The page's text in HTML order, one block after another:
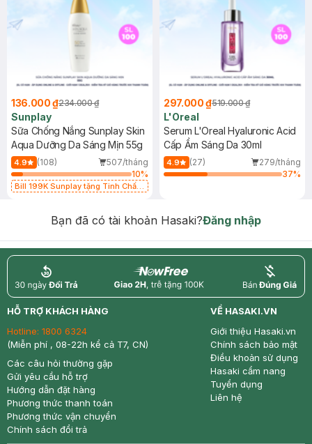
136.000 ₫234.000 ₫
Sunplay
Sữa Chống Nắng Sunplay Skin
Aqua Dưỡng Da Sáng Mịn 55g
4.9 (108)
507/tháng
10%
Bill 199K Sunplay tặng Tinh Chất
297.000 ₫519.000 ₫
L'Oreal
Serum L'Oreal Hyaluronic Acid
Cấp Ẩm Sáng Da 30ml
4.9 (27)
279/tháng
37%
Bạn đã có tài khoản Hasaki?Đăng nhập
return nowfree price
HỖ TRỢ KHÁCH HÀNG
Hotline: 1800 6324
(Miễn phí , 08-22h kể cả T7, CN)
Các câu hỏi thường gặp
Gửi yêu cầu hỗ trợ
Hướng dẫn đặt hàng
Phương thức thanh toán
Phương thức vận chuyển
Chính sách đổi trả
VỀ HASAKI.VN
Giới thiệu Hasaki.vn
Chính sách bảo mật
Điều khoản sử dụng
Hasaki cẩm nang
Tuyển dụng
Liên hệ